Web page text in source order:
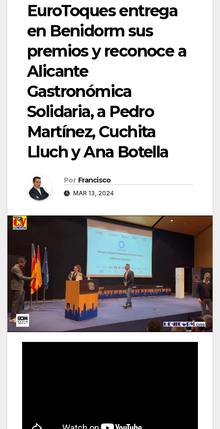
EuroToques entrega
en Benidorm sus
premios y reconoce a
Alicante
Gastronómica
Solidaria, a Pedro
Martínez, Cuchita
Lluch y Ana Botella
Por Francisco
MAR 13, 2024